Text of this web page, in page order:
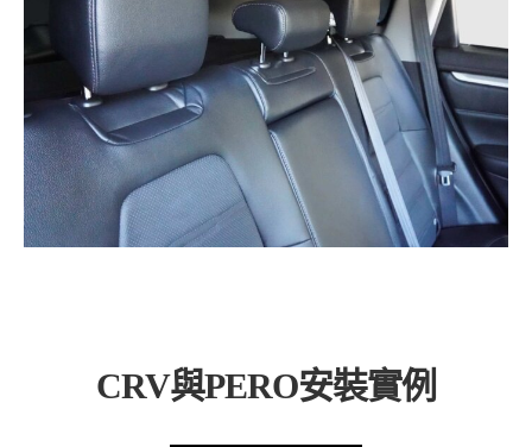
CRV與PERO安裝實例